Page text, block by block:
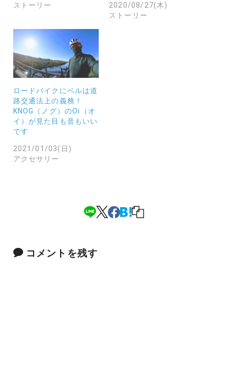
ストーリー
2020/08/27(木)
ストーリー
ロードバイクにベルは道
路交通法上の義務！
KNOG（ノグ）のOi（オ
イ）が見た目も音もいい
です
2021/01/03(日)
アクセサリー
コメントを残す